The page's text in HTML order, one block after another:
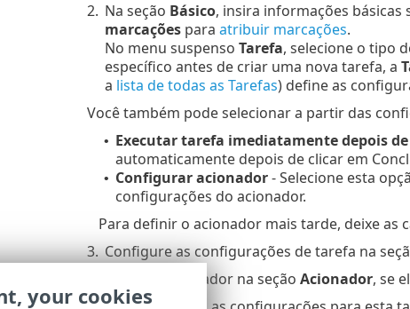
2. Na seção Básico, insira informações básicas
marcaçõespara atribuir marcações.
No menu suspenso Tarefa, selecione o tipo
específico antes de criar uma nova tarefa, a
a lista de todas as Tarefas) define as
Você também pode selecionar a partir das
• Executar tarefa imediatamente depois
automaticamente depois de clicar em
• Configurar acionador- Selecione esta
configurações do acionador.
Para definir o acionador mais tarde, deixe as
3. Configure as configurações de tarefa na
Defina o acionador na seção Acionador, se
your cookies